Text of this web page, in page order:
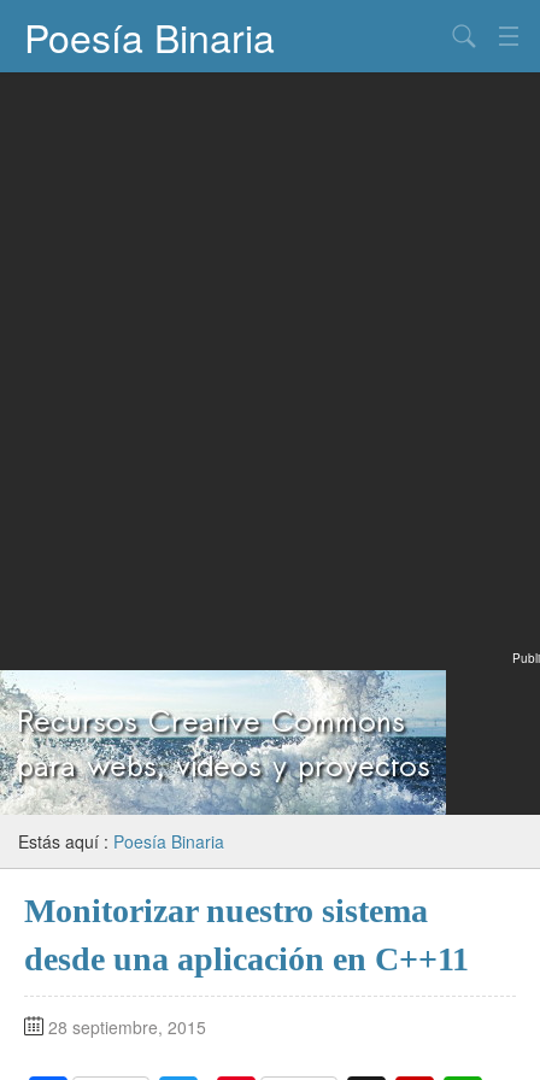
Poesía Binaria
Publi
Estás aquí : Poesía Binaria
Monitorizar nuestro sistema
desde una aplicación en C++11
28 septiembre, 2015